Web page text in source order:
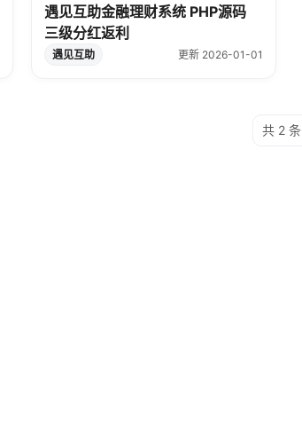
遇见互助金融理财系统 PHP源码
三级分红返利
遇见互助 更新 2026-01-01
共 2 条